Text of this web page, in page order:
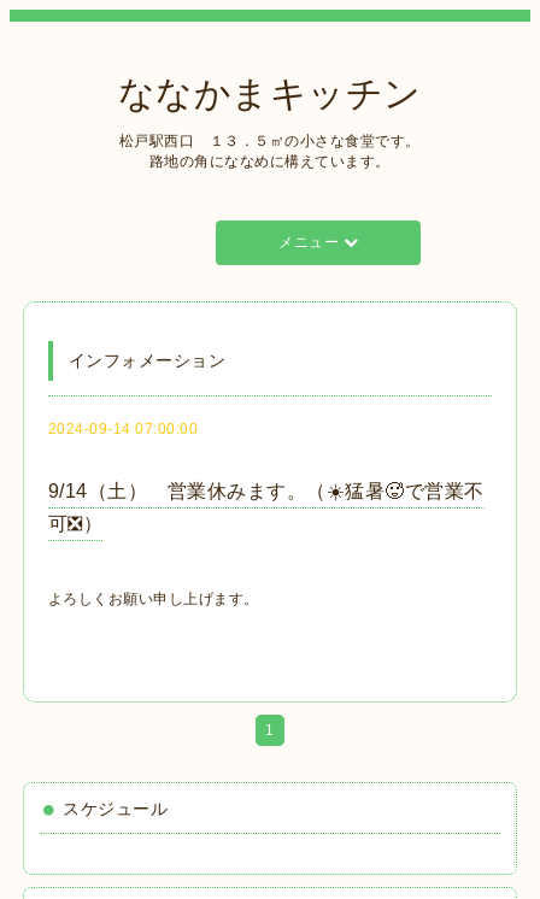
ななかまキッチン
松戸駅西口 １３．５㎡の小さな食堂です。
路地の角にななめに構えています。
メニュー
インフォメーション
2024-09-14 07:00:00
9/14（土） 営業休みます。（☀️猛暑🥵で営業不
可❎）
よろしくお願い申し上げます。
1
スケジュール